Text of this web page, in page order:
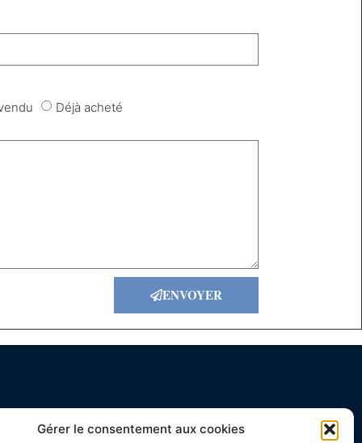
Gérer le consentement aux cookies
Déjà acheté
ENVOYER
Contacter